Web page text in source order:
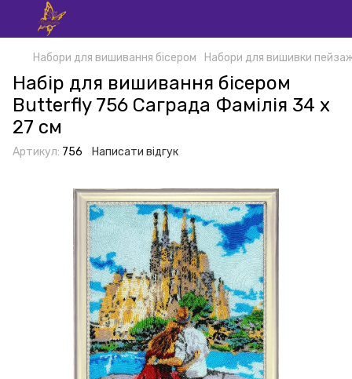
Набори для вишивання бісером Набори для вишивки
Набір для вишивання бісером
Butterfly 756 Саграда Фамілія 34 х
27 см
Артикул: 756 Написати відгук